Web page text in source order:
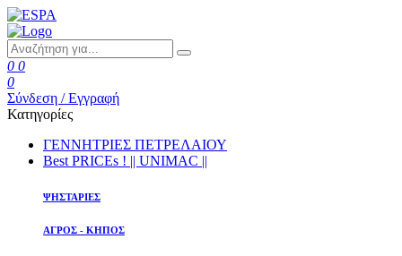
0 0
0
Σύνδεση / Εγγραφή
Κατηγορίες
ΓΕΝΝΗΤΡΙΕΣ ΠΕΤΡΕΛΑΙΟΥ
Best PRICEs ! || UNIMAC ||
ΨΗΣΤΑΡΙΕΣ
ΑΓΡΟΣ - ΚΗΠΟΣ